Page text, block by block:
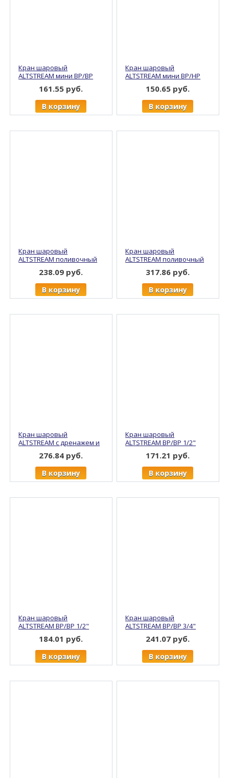
Кран шаровый
ALTSTREAM мини ВР/ВР
1/2" бабочка, никель
(25/200)161.55 руб.
В корзину
Кран шаровый
ALTSTREAM мини ВР/НР
1/2" бабочка, никель
(25/200)150.65 руб.
В корзину
Кран шаровый
ALTSTREAM поливочный
со штуцером 1/2", никель
238.09 руб.
В корзину
Кран шаровый
ALTSTREAM поливочный
со штуцером 3/4", никель
317.86 руб.
В корзину
Кран шаровый
ALTSTREAM с дренажем и
воздухоотводчиком ВР/
ВР 1/2", никель (11/88)
276.84 руб.
В корзину
Кран шаровый
ALTSTREAM ВР/ВР 1/2"
бабочка, никель (20/160)
171.21 руб.
В корзину
Кран шаровый
ALTSTREAM ВР/ВР 1/2"
ручка, никель (15/120)
184.01 руб.
В корзину
Кран шаровый
ALTSTREAM ВР/ВР 3/4"
бабочка, никель (13/104)
241.07 руб.
В корзину